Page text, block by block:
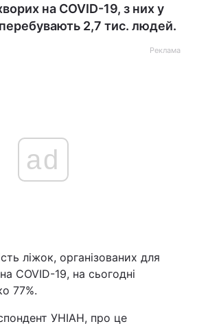
на COVID-19, з них у
2,7 тис. людей.
Реклама
ad
ліжок, організованих для
COVID-19, на сьогодні
77%.
УНІАН, про це